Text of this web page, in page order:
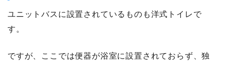
ユニットバスに設置されているものも洋式トイレで
す。
ですが、ここでは便器が浴室に設置されておらず、独